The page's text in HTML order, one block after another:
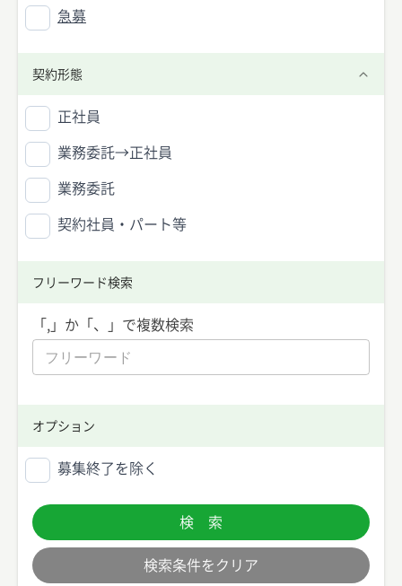
急募
契約形態
正社員
業務委託→正社員
業務委託
契約社員・パート等
フリーワード検索
「,」か「、」で複数検索
オプション
募集終了を除く
検 索
検索条件をクリア